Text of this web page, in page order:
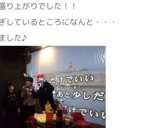
り上がりでした！！
ているところになんと・・・
した♪